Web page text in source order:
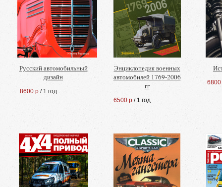
Русский автомобильный
дизайн
8600 р / 1 год
Энциклопедия военных
автомобилей 1769-2006
гг
6500 р / 1 год
6800